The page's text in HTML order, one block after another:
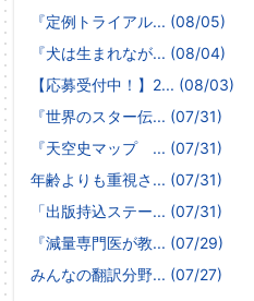
『定例トライアル... (08/05)
『犬は生まれなが... (08/04)
【応募受付中！】2... (08/03)
『世界のスター伝... (07/31)
『天空史マップ ... (07/31)
年齢よりも重視さ... (07/31)
「出版持込ステー... (07/31)
『減量専門医が教... (07/29)
みんなの翻訳分野... (07/27)